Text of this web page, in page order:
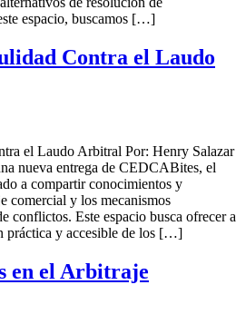
espacio, buscamos […]
Contra el Laudo
el Laudo Arbitral Por: Henry Salazar
nueva entrega de CEDCABites, el
a compartir conocimientos y
comercial y los mecanismos
conflictos. Este espacio busca ofrecer a
práctica y accesible de los […]
en el Arbitraje